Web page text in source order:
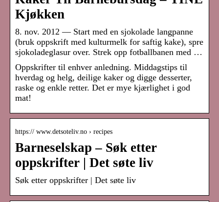
Kjøkken
8. nov. 2012 — Start med en sjokolade langpanne
(bruk oppskrift med kulturmelk for saftig kake), spre
sjokoladeglasur over. Strek opp fotballbanen med …
Oppskrifter til enhver anledning. Middagstips til
hverdag og helg, deilige kaker og digge desserter,
raske og enkle retter. Det er mye kjærlighet i god
mat!
https:// www.detsoteliv.no › recipes
Barneselskap – Søk etter
oppskrifter | Det søte liv
Søk etter oppskrifter | Det søte liv